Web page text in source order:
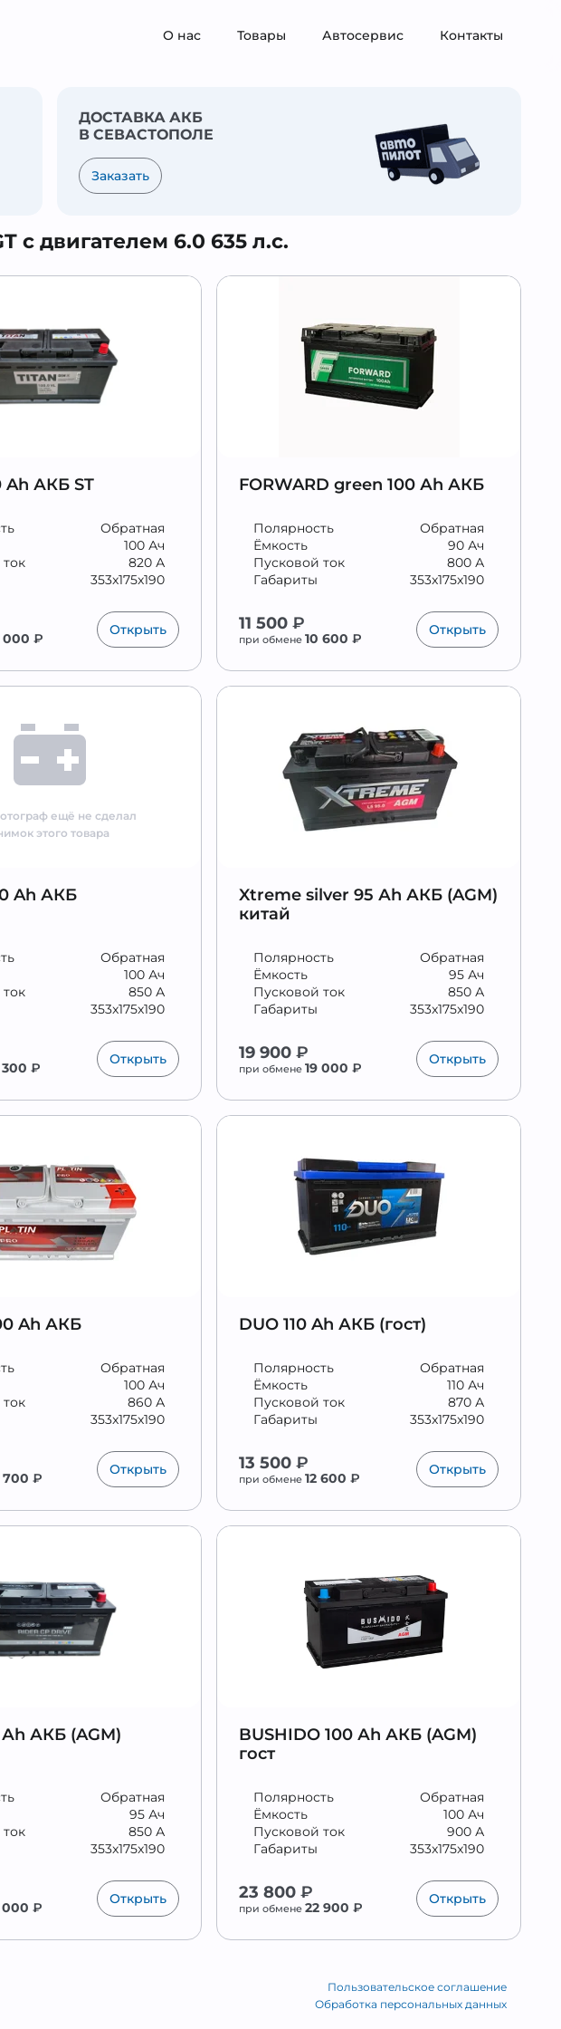
О нас Товары Автосервис Контакты
ДОСТАВКА АКБ
В СЕВАСТОПОЛЕ
Заказать
с двигателем 6.0 635 л.c.
Ah АКБ ST
Обратная
100 Ач
820 А
353x175x190
000₽
Открыть
FORWARD green 100 Аh АКБ
Обратная
Полярность
90 Ач
Ёмкость
800 А
Пусковой ток
353x175x190
Габариты
11 500₽
при обмене10 600₽
Открыть
ещё не сделал
этого товара
Ah АКБ
Обратная
100 Ач
850 А
353x175x190
300₽
Открыть
Xtreme silver 95 Аh АКБ (AGM)
китай
Обратная
Полярность
95 Ач
Ёмкость
850 А
Пусковой ток
353x175x190
Габариты
19 900₽
при обмене19 000₽
Открыть
Ah АКБ
Обратная
100 Ач
860 А
353x175x190
700₽
Открыть
DUO 110 Ah АКБ (гост)
Обратная
Полярность
110 Ач
Ёмкость
870 А
Пусковой ток
353x175x190
Габариты
13 500₽
при обмене12 600₽
Открыть
Аh АКБ (AGM)
Обратная
95 Ач
850 А
353x175x190
000₽
Открыть
BUSHIDO 100 Аh АКБ (AGM)
гост
Обратная
Полярность
100 Ач
Ёмкость
900 А
Пусковой ток
353x175x190
Габариты
23 800₽
при обмене22 900₽
Открыть
Пользовательское соглашение
Обработка персональных данных